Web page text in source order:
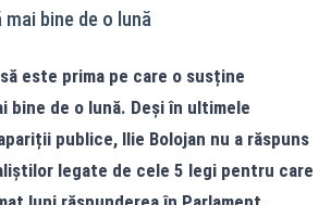
bine de o lună
este prima pe care o susține
bine de o lună. Deși în ultimele
publice, Ilie Bolojan nu a răspuns
legate de cele 5 legi pentru care